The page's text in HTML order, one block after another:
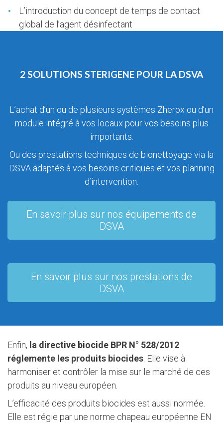
L’introduction du concept de temps de contact
global de l’agent désinfectant
2 SOLUTIONS STERIGENE POUR LA DSVA
L’achat d’un ou de plusieurs systèmes Zherox ou d’un
module intégré à vos locaux pour vos besoins plus
importants.
Ou des prestations techniques de bionettoyage via la
DSVA adaptés à vos besoins critiques et vos planning
d’intervention.
En savoir plus sur nos équipements de
DSVA
En savoir plus sur nos prestations de
DSVA
Enfin, la directive biocide BPR N° 528/2012
réglemente les produits biocides . Elle vise à
harmoniser et contrôler la mise sur le marché de ces
produits au niveau européen.
L’efficacité des produits biocides est aussi normée.
Elle est régie par une norme chapeau européenne EN